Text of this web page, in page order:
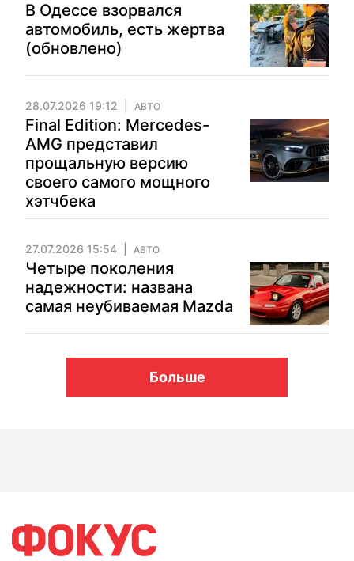
В Одессе взорвался
автомобиль, есть жертва
(обновлено)
28.07.2026 19:12 АВТО
Final Edition: Mercedes-
AMG представил
прощальную версию
своего самого мощного
хэтчбека
27.07.2026 15:54 АВТО
Четыре поколения
надежности: названа
самая неубиваемая Mazda
Больше